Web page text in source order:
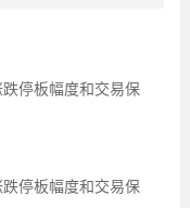
停板幅度和交易保
停板幅度和交易保